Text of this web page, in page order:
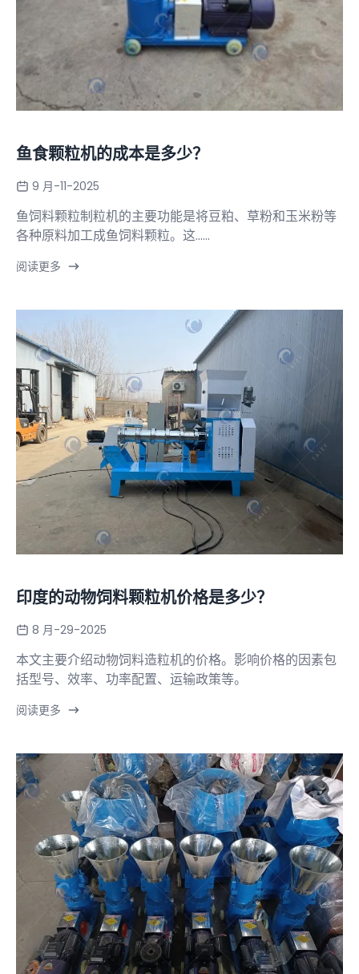
鱼食颗粒机的成本是多少？
9 月-11-2025
鱼饲料颗粒制粒机的主要功能是将豆粕、草粉和玉米粉等
各种原料加工成鱼饲料颗粒。这......
阅读更多
印度的动物饲料颗粒机价格是多少？
8 月-29-2025
本文主要介绍动物饲料造粒机的价格。影响价格的因素包
括型号、效率、功率配置、运输政策等。
阅读更多